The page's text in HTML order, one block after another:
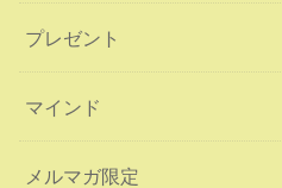
プレゼント
マインド
メルマガ限定